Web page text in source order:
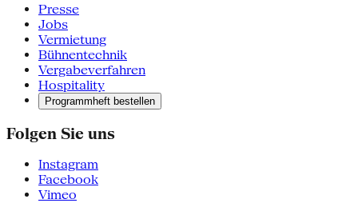
Presse
Jobs
Vermietung
Bühnentechnik
Vergabeverfahren
Hospitality
Programmheft bestellen
Folgen Sie uns
Instagram
Facebook
Vimeo